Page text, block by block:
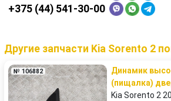
+375 (44) 541-30-00
Другие запчасти Kia Sorento 2
№ 106882
Динамик
(пищалка)
Kia Sorento 2